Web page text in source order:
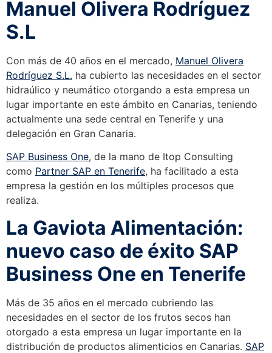
Manuel Olivera Rodríguez
S.L
Con más de 40 años en el mercado, Manuel Olivera
Rodríguez S.L. ha cubierto las necesidades en el sector
hidraúlico y neumático otorgando a esta empresa un
lugar importante en este ámbito en Canarias, teniendo
actualmente una sede central en Tenerife y una
delegación en Gran Canaria.
SAP Business One, de la mano de Itop Consulting
como Partner SAP en Tenerife, ha facilitado a esta
empresa la gestión en los múltiples procesos que
realiza.
La Gaviota Alimentación:
nuevo caso de éxito SAP
Business One en Tenerife
Más de 35 años en el mercado cubriendo las
necesidades en el sector de los frutos secos han
otorgado a esta empresa un lugar importante en la
distribución de productos alimenticios en Canarias. SAP